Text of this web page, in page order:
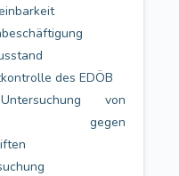
des EDÖB
von
gegen